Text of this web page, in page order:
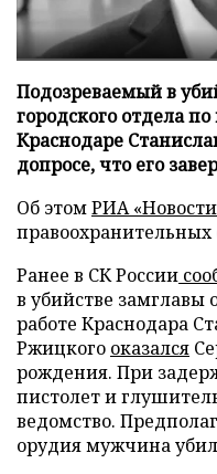
Подозреваемый в
городского отдела
Краснодаре
допросе, что его
Об этомРИА
правоохранительных
Ранее в СК России
в убийстве
работе Краснодара
Ржицкого оказался
рождения. При
пистолет и
ведомство.
орудия мужчина